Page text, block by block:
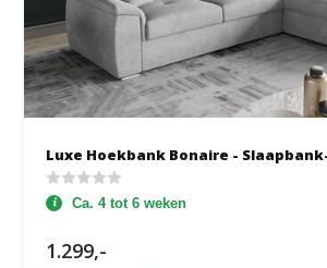
Luxe Hoekbank Bonaire -
Ca. 4 tot 6 weken
1.299,-